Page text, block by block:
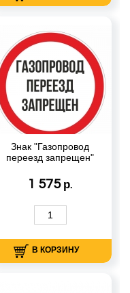
Знак "Газопровод
переезд запрещен"
1 575 р.
В КОРЗИНУ